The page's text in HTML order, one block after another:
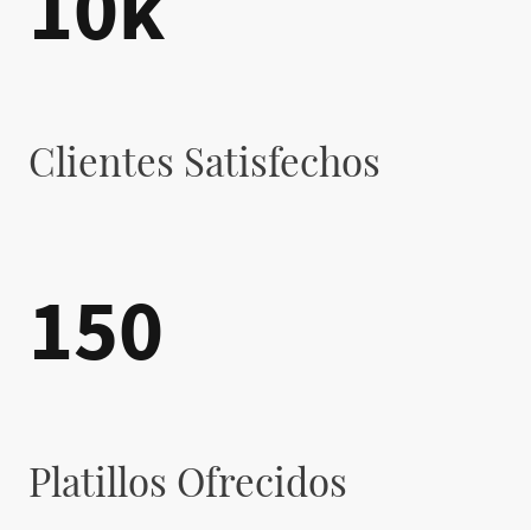
Clientes Satisfechos
150
Platillos Ofrecidos